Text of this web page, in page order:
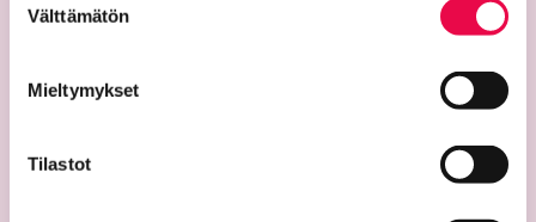
valinta
Välttämätön
Mieltymykset
Tilastot
Riihimäen taidemuseo
11100 Riihimäki
riemu@riihimaki.fi